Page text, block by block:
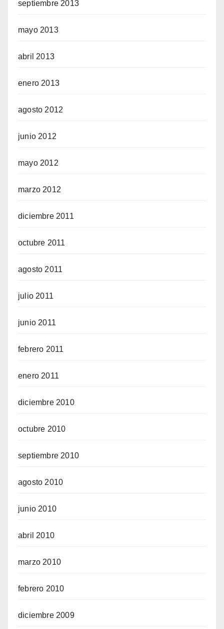
septiembre 2013
mayo 2013
abril 2013
enero 2013
agosto 2012
junio 2012
mayo 2012
marzo 2012
diciembre 2011
octubre 2011
agosto 2011
julio 2011
junio 2011
febrero 2011
enero 2011
diciembre 2010
octubre 2010
septiembre 2010
agosto 2010
junio 2010
abril 2010
marzo 2010
febrero 2010
diciembre 2009